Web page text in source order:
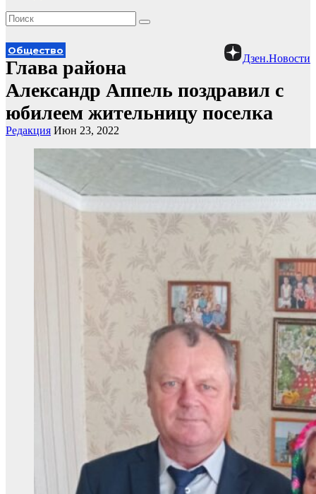
Дзен.Новости
Общество
Глава района
Александр Аппель поздравил с
юбилеем жительницу поселка
Редакция Июн 23, 2022